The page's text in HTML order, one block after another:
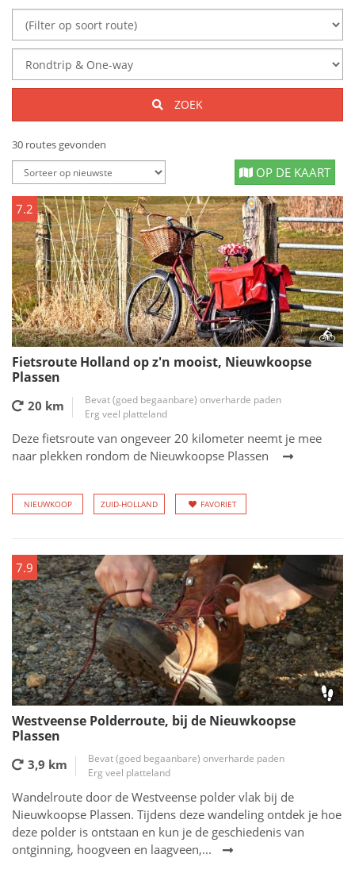
ZOEK
30 routes gevonden
OP DE KAART
7.2
Fietsroute Holland op z'n mooist, Nieuwkoopse
Plassen
20 km
Bevat (goed begaanbare) onverharde paden
Erg veel platteland
Deze fietsroute van ongeveer 20 kilometer neemt je mee
naar plekken rondom de Nieuwkoopse Plassen
NIEUWKOOP ZUID-HOLLAND FAVORIET
7.9
Westveense Polderroute, bij de Nieuwkoopse
Plassen
3,9 km
Bevat (goed begaanbare) onverharde paden
Erg veel platteland
Wandelroute door de Westveense polder vlak bij de
Nieuwkoopse Plassen. Tijdens deze wandeling ontdek je hoe
deze polder is ontstaan en kun je de geschiedenis van
ontginning, hoogveen en laagveen,...